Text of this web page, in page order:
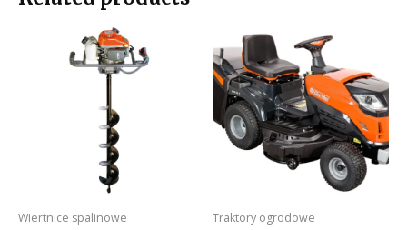
Wiertnice spalinowe Traktory ogrodowe